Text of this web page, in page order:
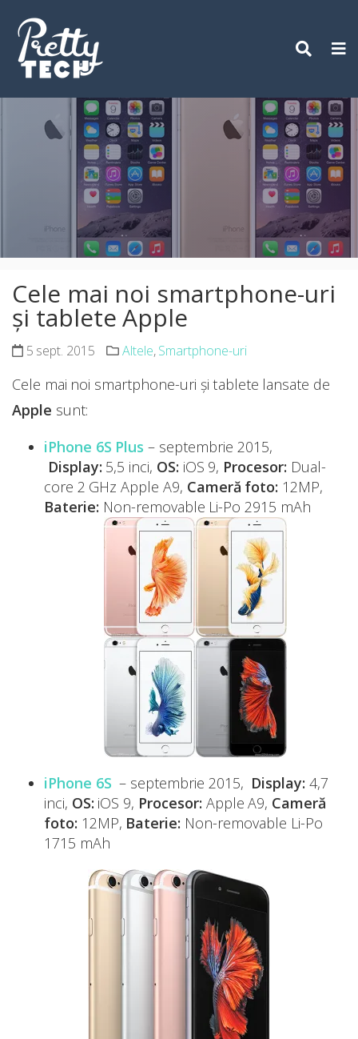
content
Cele mai noi smartphone-uri
și tablete Apple
5 sept. 2015 Altele,Smartphone-uri
Cele mai noi smartphone-uri și tablete lansate de
Apple sunt:
iPhone 6S Plus – septembrie 2015,
Display: 5,5 inci, OS: iOS 9, Procesor: Dual-
core 2 GHz Apple A9, Cameră foto: 12MP,
Baterie: Non-removable Li-Po 2915 mAh
iPhone 6S – septembrie 2015, Display: 4,7
inci, OS: iOS 9, Procesor: Apple A9, Cameră
foto: 12MP, Baterie: Non-removable Li-Po
1715 mAh